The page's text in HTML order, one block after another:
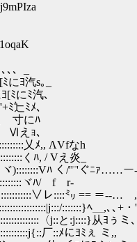
｡_
汽､
ﾒ､
にﾊ
ｮ､
ﾒ,, ΛVfなh
ﾊ, / Vえ炎_
ﾊ く/''¨'ぐﾆｧ……ー
ヾﾊ/ f r‐
レ::::㍉ == ＝-‐… ,
:::::::}ﾍ＿,､､+
〈j::と:j::::}从ﾖぅミ､
厂::ﾒにﾖﾐぇ